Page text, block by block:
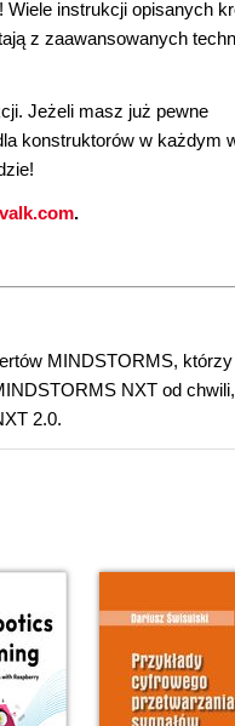
instrukcji opisanych
z zaawansowanych
Jeżeli masz już pewne
konstruktorów w każdym
.
MINDSTORMS, którzy
NXT od
2.0.